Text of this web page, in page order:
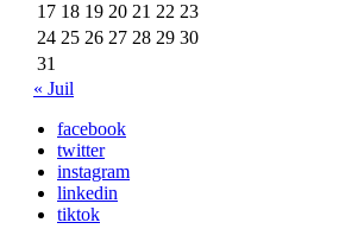
17 18 19 20 21 22 23
24 25 26 27 28 29 30
31
« Juil
facebook
twitter
instagram
linkedin
tiktok